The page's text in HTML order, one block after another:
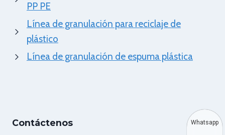
PP PE
Línea de granulación para reciclaje de
plástico
Línea de granulación de espuma plástica
Contáctenos Whatsapp